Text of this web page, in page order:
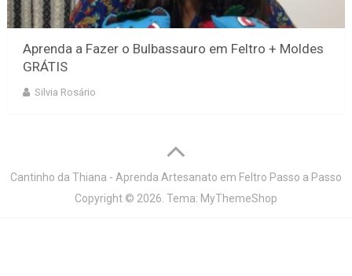
Aprenda a Fazer o Bulbassauro em Feltro + Moldes
GRÁTIS
Silvia Rosário
Cantinho da Thiana - Aprenda Artesanato em Feltro Passo a Passo
Copyright © 2026. Tema: MyThemeShop